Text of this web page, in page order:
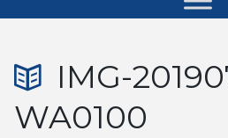
IMG-
WA0100